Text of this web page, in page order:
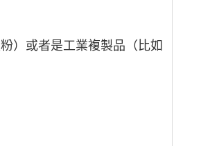
）或者是工業複製品（比如